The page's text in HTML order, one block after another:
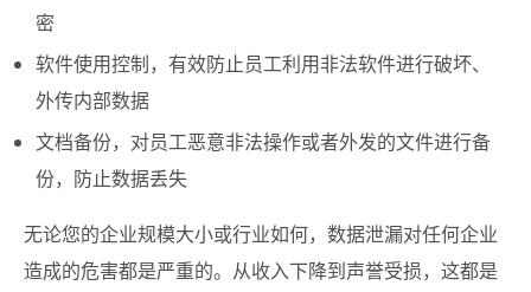
密
软件使用控制，有效防止员工利用非法软件进行破坏、
外传内部数据
文档备份，对员工恶意非法操作或者外发的文件进行备
份，防止数据丢失
无论您的企业规模大小或行业如何，数据泄漏对任何企业
造成的危害都是严重的。从收入下降到声誉受损，这都是